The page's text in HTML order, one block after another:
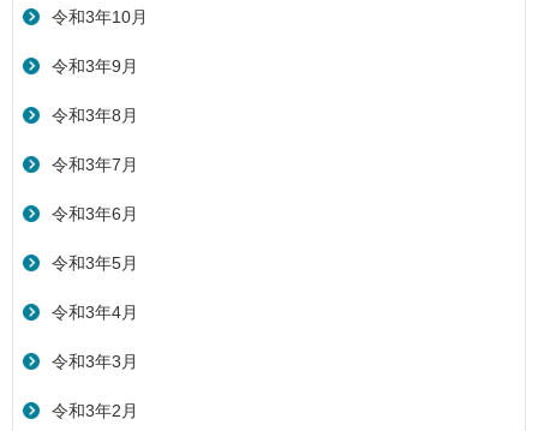
令和3年10月
令和3年9月
令和3年8月
令和3年7月
令和3年6月
令和3年5月
令和3年4月
令和3年3月
令和3年2月